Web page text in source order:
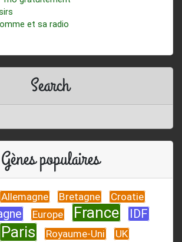
et sa radio
Search
Gènes populaires
Allemagne Bretagne Croatie
Europe France IDF
Paris Royaume-Uni UK